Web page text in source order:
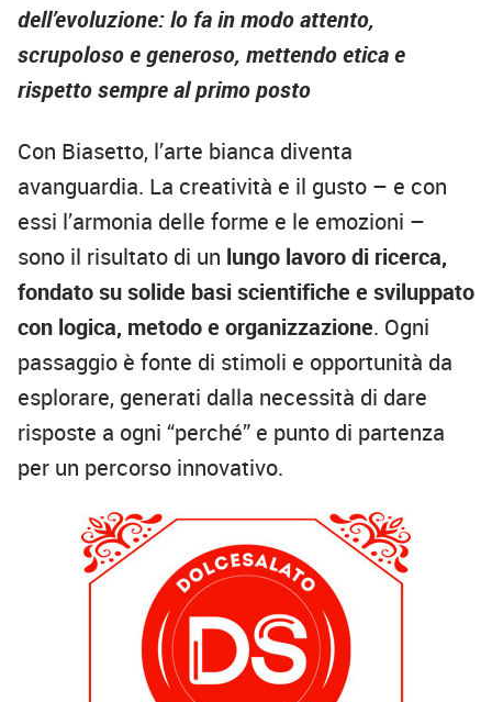
dell’evoluzione: lo fa in modo attento,
scrupoloso e generoso, mettendo etica e
rispetto sempre al primo posto
Con Biasetto, l’arte bianca diventa
avanguardia. La creatività e il gusto – e con
essi l’armonia delle forme e le emozioni –
sono il risultato di un lungo lavoro di ricerca,
fondato su solide basi scientifiche e sviluppato
con logica, metodo e organizzazione. Ogni
passaggio è fonte di stimoli e opportunità da
esplorare, generati dalla necessità di dare
risposte a ogni “perché” e punto di partenza
per un percorso innovativo.